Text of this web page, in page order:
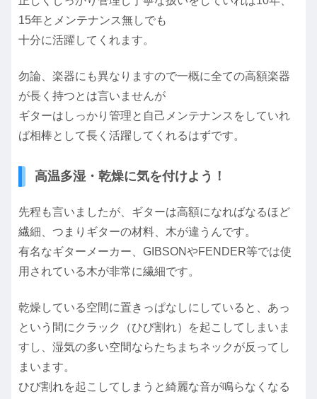
15年とメンテナンス無しでも
十分に活躍してくれます。
勿論、楽器にも異なりますので一概に全ての高額楽器
が長く持つとは言いませんが
ギターはしっかり管理と自己メンテナンスをしていれ
ば相棒として長く活躍してくれるはずです。
高温多湿・乾燥に気を付けよう！
先程も言いましたが、ギターは高額になればなるほど
繊細、つまりギターの材料、木が違うんです。
有名なギターメーカー、GIBSONやFENDER等では使
用されている木が非常に繊細です。
乾燥している空間に置きっぱなしにしていると、あっ
という間にクラック（ひび割れ）を起こしてしまいま
すし、湿気の多い空間ならたちまちネックが反ってし
まいます。
ひび割れを起こしてしまうと綺麗な音が鳴らなくなる